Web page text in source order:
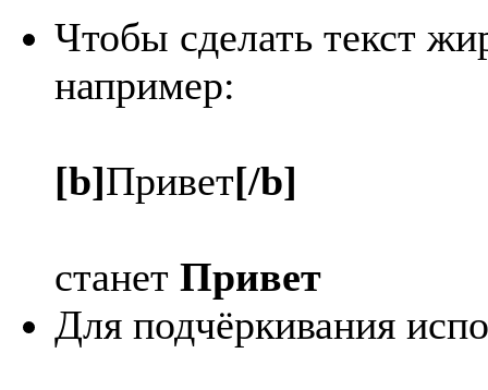
Чтобы сделать текст
например:
[b]Привет[/b]
станет Привет
Для подчёркивания